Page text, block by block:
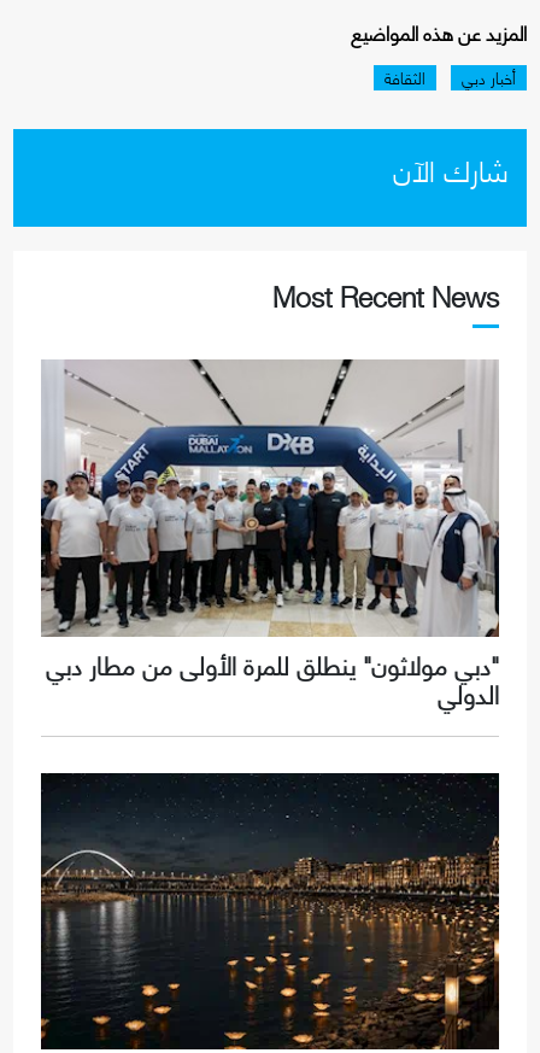
المزيد عن هذه المواضيع
أخبار دبي الثقافة
شارك الآن
Most Recent News
"دبي مولاثون" ينطلق للمرة الأولى من مطار دبي
الدولي